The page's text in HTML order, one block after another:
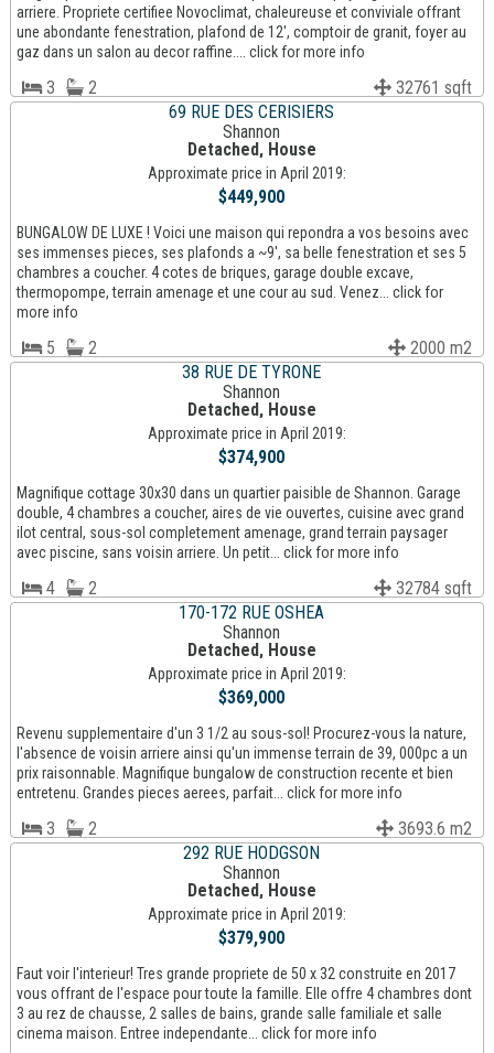
arriere. Propriete certifiee Novoclimat, chaleureuse et conviviale offrant
une abondante fenestration, plafond de 12', comptoir de granit, foyer au
gaz dans un salon au decor raffine.... click for more info
3 2
32761 sqft
69 RUE DES CERISIERS
Shannon
Detached, House
Approximate price in April 2019:
$449,900
BUNGALOW DE LUXE ! Voici une maison qui repondra a vos besoins avec
ses immenses pieces, ses plafonds a ~9', sa belle fenestration et ses 5
chambres a coucher. 4 cotes de briques, garage double excave,
thermopompe, terrain amenage et une cour au sud. Venez... click for
more info
5 2
2000 m2
38 RUE DE TYRONE
Shannon
Detached, House
Approximate price in April 2019:
$374,900
Magnifique cottage 30x30 dans un quartier paisible de Shannon. Garage
double, 4 chambres a coucher, aires de vie ouvertes, cuisine avec grand
ilot central, sous-sol completement amenage, grand terrain paysager
avec piscine, sans voisin arriere. Un petit... click for more info
4 2
32784 sqft
170-172 RUE OSHEA
Shannon
Detached, House
Approximate price in April 2019:
$369,000
Revenu supplementaire d'un 3 1/2 au sous-sol! Procurez-vous la nature,
l'absence de voisin arriere ainsi qu'un immense terrain de 39, 000pc a un
prix raisonnable. Magnifique bungalow de construction recente et bien
entretenu. Grandes pieces aerees, parfait... click for more info
3 2
3693.6 m2
292 RUE HODGSON
Shannon
Detached, House
Approximate price in April 2019:
$379,900
Faut voir l'interieur! Tres grande propriete de 50 x 32 construite en 2017
vous offrant de l'espace pour toute la famille. Elle offre 4 chambres dont
3 au rez de chausse, 2 salles de bains, grande salle familiale et salle
cinema maison. Entree independante... click for more info